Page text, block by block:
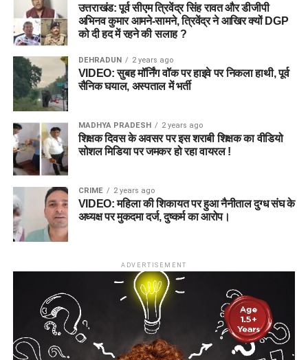
उत्तराखंड: पूर्व सीएम त्रिवेंद्र सिंह रावत और डीजीपी
अभिनव कुमार आमने-सामने, त्रिवेंद्र ने आखिर क्यों DGP
को दी हद में रहने की सलाह ?
DEHRADUN 2 years ago
VIDEO: सुबह मॉर्निंग वॉक पर हाइवे पर निकला हाथी, पूर्व
सैनिक घयाल, अस्पताल में भर्ती
MADHYA PRADESH 2 years ago
शिक्षक दिवस के अवसर पर इस शराबी शिक्षक का वीडियो
सोशल मिडिया पर जमकर हो रहा वायरल !
CRIME 2 years ago
VIDEO: महिला की शिकायत पर हुआ नैनीताल दुग्ध संघ के
अध्यक्ष पर मुकदमा दर्ज, दुष्कर्म का आरोप।
ADVERTISEMENT